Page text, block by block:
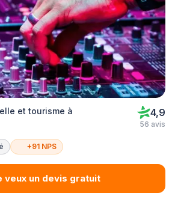
et tourisme à
4,9
56 avis
+91 NPS
veux un devis gratuit